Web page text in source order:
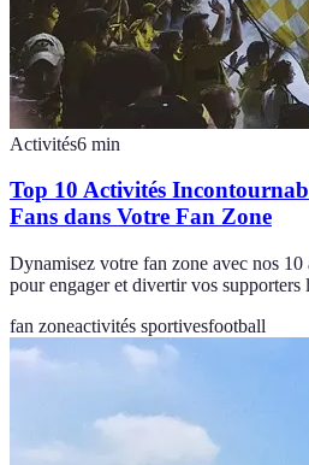
Activités6 min
Top 10 Activités
Fans dans Votre Fan Zone
Dynamisez votre fan zone avec nos
pour engager et divertir vos supporters
fan zoneactivités sportivesfootball